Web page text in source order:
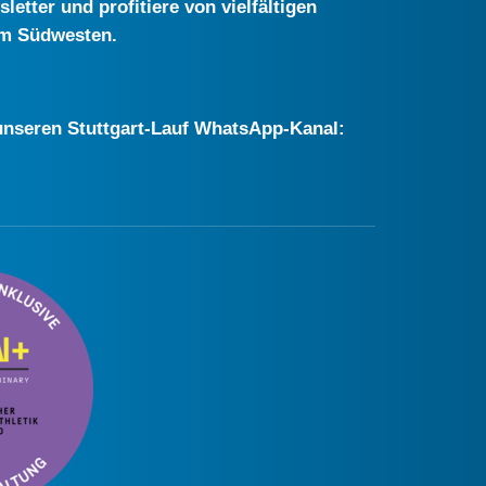
und profitiere von vielfältigen
Südwesten.
Stuttgart-Lauf WhatsApp-Kanal: